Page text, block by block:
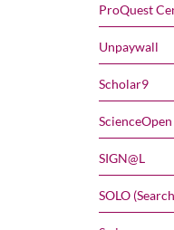
ProQuest
Unpaywall
Scholar9
ScienceOpen
SIGN@L
SOLO